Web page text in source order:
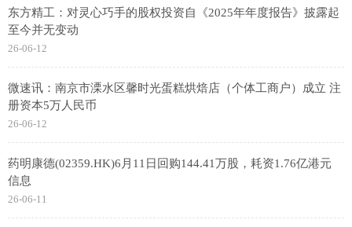
东方精工：对灵心巧手的股权投资自《2025年年度报告》披露起
至今并无变动
26-06-12
微速讯：南京市溧水区馨时光蛋糕烘焙店（个体工商户）成立 注
册资本5万人民币
26-06-12
药明康德(02359.HK)6月11日回购144.41万股，耗资1.76亿港元
信息
26-06-11